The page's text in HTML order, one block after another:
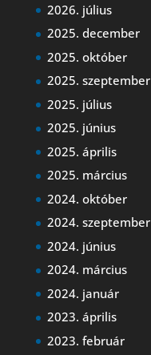
2026. július
2025. december
2025. október
2025. szeptember
2025. július
2025. június
2025. április
2025. március
2024. október
2024. szeptember
2024. június
2024. március
2024. január
2023. április
2023. február